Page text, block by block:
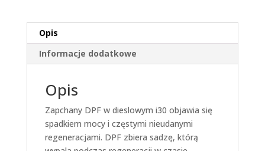
Opis
Informacje dodatkowe
Opis
Zapchany DPF w dieslowym i30 objawia się
spadkiem mocy i częstymi nieudanymi
regeneracjami. DPF zbiera sadzę, którą